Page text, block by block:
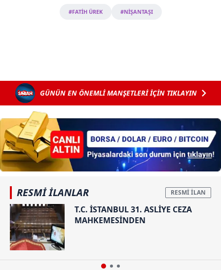
#FATİH ÜREK #NİŞANTAŞI
GÜNÜN EN ÖNEMLİ MANŞETLERİ İÇİN TIKLAYIN
RESMİ İLANLAR
T.C. İSTANBUL 31. ASLİYE CEZA
MAHKEMESİNDEN